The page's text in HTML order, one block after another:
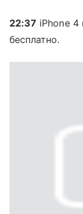
22:37 iPhone
бесплатно.